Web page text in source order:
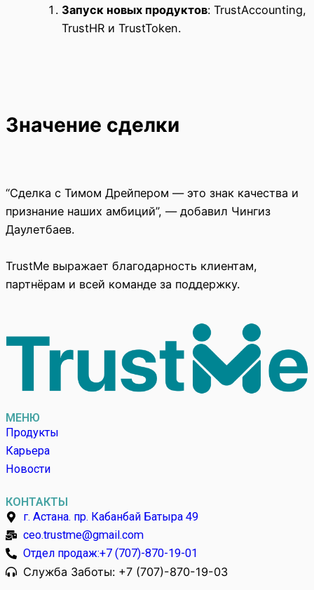
Запуск новых продуктов: TrustAccounting,
TrustHR и TrustToken.
Значение сделки
“Сделка с Тимом Дрейпером — это знак качества и
признание наших амбиций”, — добавил Чингиз
Даулетбаев.
TrustMe выражает благодарность клиентам,
партнёрам и всей команде за поддержку.
МЕНЮ
Продукты
Карьера
Новости
КОНТАКТЫ
г. Астана. пр. Кабанбай Батыра 49
ceo.trustme@gmail.com
Отдел продаж:+7 (707)-870-19-01
Служба Заботы: +7 (707)-870-19-03